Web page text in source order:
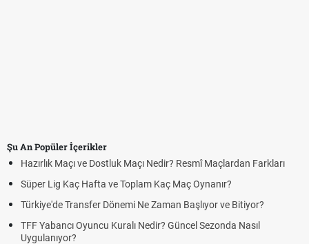
Şu An Popüler İçerikler
Hazırlık Maçı ve Dostluk Maçı Nedir? Resmî Maçlardan Farkları
Süper Lig Kaç Hafta ve Toplam Kaç Maç Oynanır?
Türkiye'de Transfer Dönemi Ne Zaman Başlıyor ve Bitiyor?
TFF Yabancı Oyuncu Kuralı Nedir? Güncel Sezonda Nasıl
Uygulanıyor?